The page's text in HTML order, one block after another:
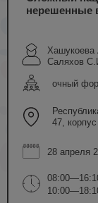
нерешенные
Саляхов
очный
47,
28 апреля